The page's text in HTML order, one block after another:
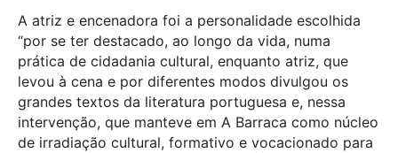
A atriz e encenadora foi a personalidade escolhida
“por se ter destacado, ao longo da vida, numa
prática de cidadania cultural, enquanto atriz, que
levou à cena e por diferentes modos divulgou os
grandes textos da literatura portuguesa e, nessa
intervenção, que manteve em A Barraca como núcleo
de irradiação cultural, formativo e vocacionado para